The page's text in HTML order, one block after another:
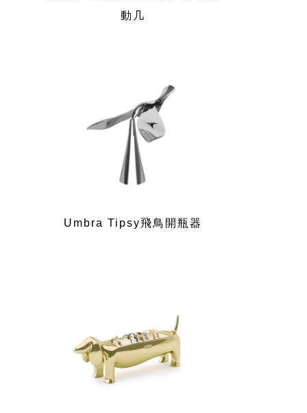
動几
Umbra Tipsy飛鳥開瓶器